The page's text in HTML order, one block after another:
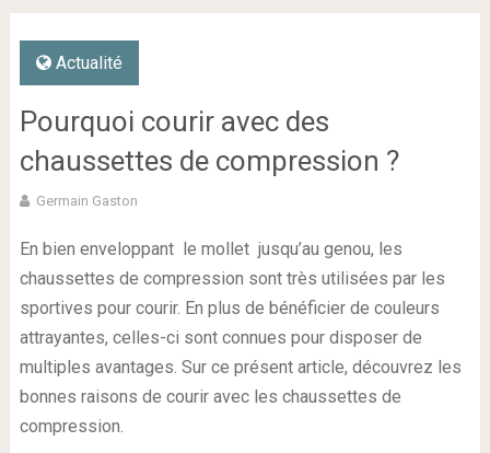
Actualité
Pourquoi courir avec des
chaussettes de compression ?
Germain Gaston
En bien enveloppant le mollet jusqu’au genou, les
chaussettes de compression sont très utilisées par les
sportives pour courir. En plus de bénéficier de couleurs
attrayantes, celles-ci sont connues pour disposer de
multiples avantages. Sur ce présent article, découvrez les
bonnes raisons de courir avec les chaussettes de
compression.